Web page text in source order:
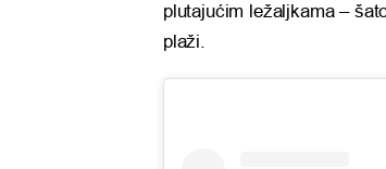
plutajućim ležaljkama –
plaži.